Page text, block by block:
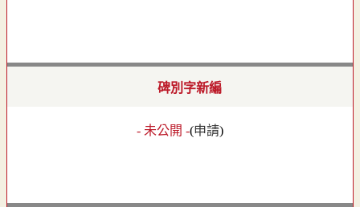
碑別字新編
- 未公開 -(申請)